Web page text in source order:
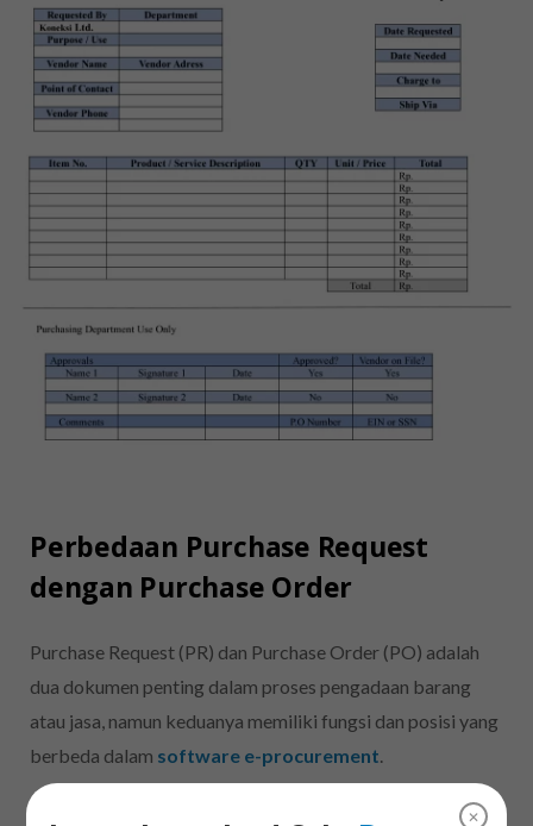
✕
Perbedaan Purchase Request
dengan Purchase Order
Purchase Request (PR) dan Purchase Order (PO) adalah
dua dokumen penting dalam proses pengadaan barang
atau jasa, namun keduanya memiliki fungsi dan posisi yang
berbeda dalam software e-procurement
Berikut adalah perbedaan antara PR dengan PO: